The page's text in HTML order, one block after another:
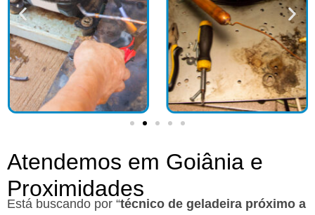
Atendemos em Goiânia e
Proximidades
Está buscando por “técnico de geladeira próximo a